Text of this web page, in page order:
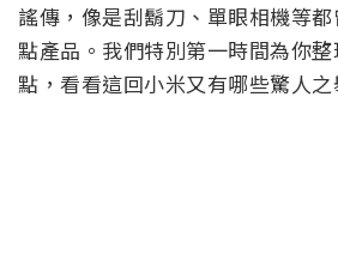
謠傳，像是刮鬍刀、單眼相機等
點產品。我們特別第一時間為你
點，看看這回小米又有哪些驚人之